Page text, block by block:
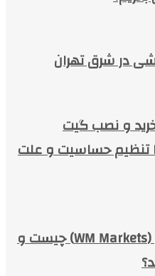
در شرق تهران
و نصب گیت
تنظیم حساسیت و علت
بروکر دبلیو ام مارکتس (WM Markets) چیست و